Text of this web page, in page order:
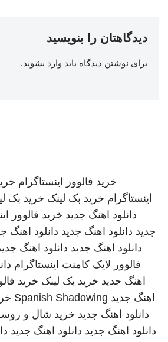
دیدگاهتان را بنویسید
برای نوشتن دیدگاه باید وارد بشوید.
خرید فالوور اینستاگرام
اینستاگرام خرید بک لینک خرید بک
دانلود اهنگ جدید خرید فالوور
جدید دانلود اهنگ جدید دانلود اهنگ
دانلود اهنگ جدید دانلود اهنگ
فالوور لایک کامنت اینستاگرام
اهنگ جدید خرید بک لینک خرید
اهنگ جدید Spanish Shadowing
دانلود اهنگ جدید خرید شال و
دانلود اهنگ جدید دانلود اهنگ جدید